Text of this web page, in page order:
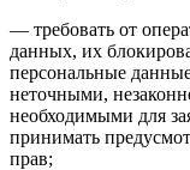
— требовать от
данных, их
персональные
неточными,
необходимыми для
принимать
прав;